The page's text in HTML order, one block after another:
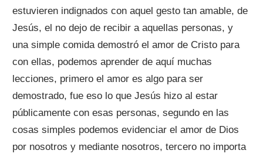
estuvieren indignados con aquel gesto tan amable, de
Jesús, el no dejo de recibir a aquellas personas, y
una simple comida demostró el amor de Cristo para
con ellas, podemos aprender de aquí muchas
lecciones, primero el amor es algo para ser
demostrado, fue eso lo que Jesús hizo al estar
públicamente con esas personas, segundo en las
cosas simples podemos evidenciar el amor de Dios
por nosotros y mediante nosotros, tercero no importa